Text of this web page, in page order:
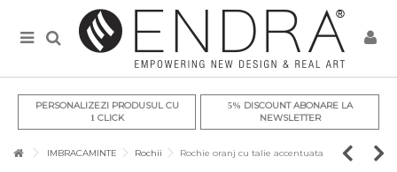
PERSONALIZEZI PRODUSUL CU
1CLICK
5% DISCOUNT ABONARE LA
NEWSLETTER
IMBRACAMINTE Rochii Rochie oranj cu talie accentuata